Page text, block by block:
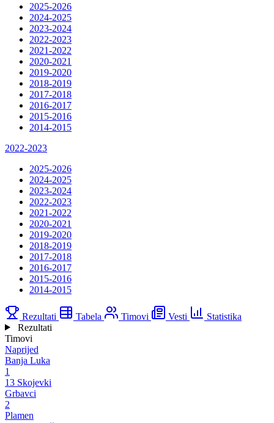
2025-2026
2024-2025
2023-2024
2022-2023
2021-2022
2020-2021
2019-2020
2018-2019
2017-2018
2016-2017
2015-2016
2014-2015
2022-2023
2025-2026
2024-2025
2023-2024
2022-2023
2021-2022
2020-2021
2019-2020
2018-2019
2017-2018
2016-2017
2015-2016
2014-2015
Rezultati Tabela Timovi Vesti
Statistika
Rezultati
Timovi
Naprijed
Banja Luka
1
13 Skojevki
Grbavci
2
Plamen